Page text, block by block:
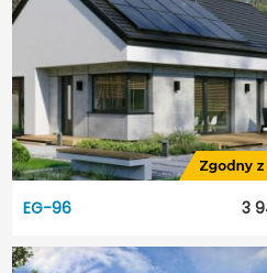
Garaż:
Dach:
Odbicie lustrzane:
EG-96 3
EG-96